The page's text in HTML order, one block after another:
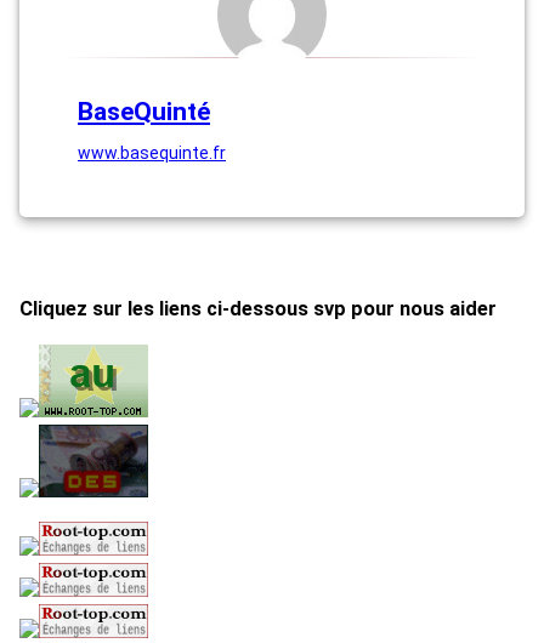
BaseQuinté
www.basequinte.fr
Cliquez sur les liens ci-dessous svp pour nous aider